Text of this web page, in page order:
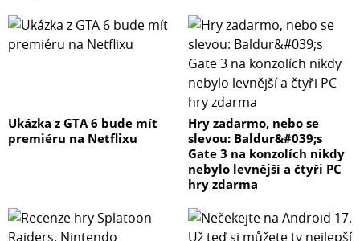
Ukázka z GTA 6 bude mít
premiéru na Netflixu
Hry zadarmo, nebo se
slevou: Baldur&#039;s
Gate 3 na konzolích nikdy
nebylo levnější a čtyři PC
hry zdarma